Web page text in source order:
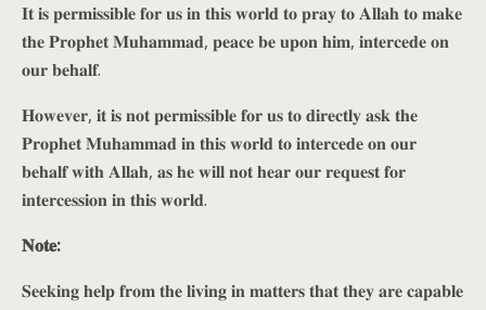
𝐈𝐭 𝐢𝐬 𝐩𝐞𝐫𝐦𝐢𝐬𝐬𝐢𝐛𝐥𝐞 𝐟𝐨𝐫 𝐮𝐬 𝐢𝐧 𝐭𝐡𝐢𝐬 𝐰𝐨𝐫𝐥𝐝 𝐭𝐨 𝐩𝐫𝐚𝐲 𝐭𝐨 𝐀𝐥𝐥𝐚𝐡 𝐭𝐨 𝐦𝐚𝐤𝐞
𝐭𝐡𝐞 𝐏𝐫𝐨𝐩𝐡𝐞𝐭 𝐌𝐮𝐡𝐚𝐦𝐦𝐚𝐝, 𝐩𝐞𝐚𝐜𝐞 𝐛𝐞 𝐮𝐩𝐨𝐧 𝐡𝐢𝐦, 𝐢𝐧𝐭𝐞𝐫𝐜𝐞𝐝𝐞 𝐨𝐧
𝐨𝐮𝐫 𝐛𝐞𝐡𝐚𝐥𝐟.
𝐇𝐨𝐰𝐞𝐯𝐞𝐫, 𝐢𝐭 𝐢𝐬 𝐧𝐨𝐭 𝐩𝐞𝐫𝐦𝐢𝐬𝐬𝐢𝐛𝐥𝐞 𝐟𝐨𝐫 𝐮𝐬 𝐭𝐨 𝐝𝐢𝐫𝐞𝐜𝐭𝐥𝐲 𝐚𝐬𝐤 𝐭𝐡𝐞
𝐏𝐫𝐨𝐩𝐡𝐞𝐭 𝐌𝐮𝐡𝐚𝐦𝐦𝐚𝐝 𝐢𝐧 𝐭𝐡𝐢𝐬 𝐰𝐨𝐫𝐥𝐝 𝐭𝐨 𝐢𝐧𝐭𝐞𝐫𝐜𝐞𝐝𝐞 𝐨𝐧 𝐨𝐮𝐫
𝐛𝐞𝐡𝐚𝐥𝐟 𝐰𝐢𝐭𝐡 𝐀𝐥𝐥𝐚𝐡, 𝐚𝐬 𝐡𝐞 𝐰𝐢𝐥𝐥 𝐧𝐨𝐭 𝐡𝐞𝐚𝐫 𝐨𝐮𝐫 𝐫𝐞𝐪𝐮𝐞𝐬𝐭 𝐟𝐨𝐫
𝐢𝐧𝐭𝐞𝐫𝐜𝐞𝐬𝐬𝐢𝐨𝐧 𝐢𝐧 𝐭𝐡𝐢𝐬 𝐰𝐨𝐫𝐥𝐝.
𝐍𝐨𝐭𝐞:
𝐒𝐞𝐞𝐤𝐢𝐧𝐠 𝐡𝐞𝐥𝐩 𝐟𝐫𝐨𝐦 𝐭𝐡𝐞 𝐥𝐢𝐯𝐢𝐧𝐠 𝐢𝐧 𝐦𝐚𝐭𝐭𝐞𝐫𝐬 𝐭𝐡𝐚𝐭 𝐭𝐡𝐞𝐲 𝐚𝐫𝐞 𝐜𝐚𝐩𝐚𝐛𝐥𝐞